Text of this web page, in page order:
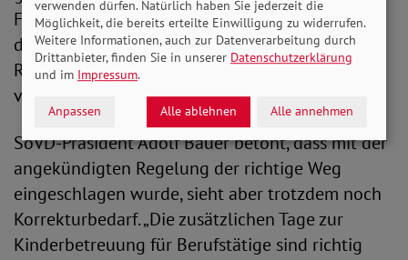
Frauen ihren Beruf aufgeben müssen. Wenn uns
das nicht gelingt, drohen wir wieder in alte
Rollenmuster zurückzufallen, und das gilt es zu
verhindern.“
SoVD-Präsident Adolf Bauer betont, dass mit der
angekündigten Regelung der richtige Weg
eingeschlagen wurde, sieht aber trotzdem noch
Korrekturbedarf. „Die zusätzlichen Tage zur
Kinderbetreuung für Berufstätige sind richtig
verwenden dürfen. Natürlich haben Sie jederzeit die
Möglichkeit, die bereits erteilte Einwilligung zu widerrufen.
Weitere Informationen, auch zur Datenverarbeitung durch
Drittanbieter, finden Sie in unserer Datenschutzerklärung
und im Impressum.
Anpassen Alle ablehnen Alle annehmen